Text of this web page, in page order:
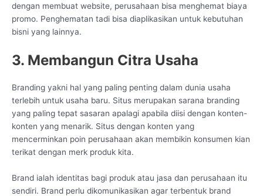
dengan membuat website, perusahaan bisa menghemat biaya
promo. Penghematan tadi bisa diaplikasikan untuk kebutuhan
bisni yang lainnya.
3. Membangun Citra Usaha
Branding yakni hal yang paling penting dalam dunia usaha
terlebih untuk usaha baru. Situs merupakan sarana branding
yang paling tepat sasaran apalagi apabila diisi dengan konten-
konten yang menarik. Situs dengan konten yang
mencerminkan poin perusahaan akan membikin konsumen kian
terikat dengan merk produk kita.
Brand ialah identitas bagi produk atau jasa dan perusahaan itu
sendiri. Brand perlu dikomunikasikan agar terbentuk brand